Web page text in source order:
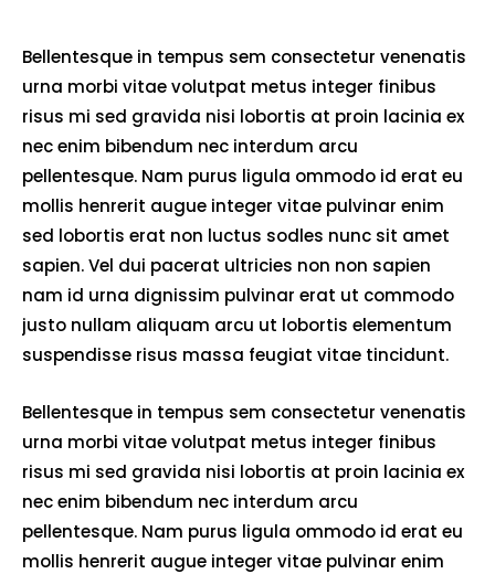
Bellentesque in tempus sem consectetur venenatis
urna morbi vitae volutpat metus integer finibus
risus mi sed gravida nisi lobortis at proin lacinia ex
nec enim bibendum nec interdum arcu
pellentesque. Nam purus ligula ommodo id erat eu
mollis henrerit augue integer vitae pulvinar enim
sed lobortis erat non luctus sodles nunc sit amet
sapien. Vel dui pacerat ultricies non non sapien
nam id urna dignissim pulvinar erat ut commodo
justo nullam aliquam arcu ut lobortis elementum
suspendisse risus massa feugiat vitae tincidunt.
Bellentesque in tempus sem consectetur venenatis
urna morbi vitae volutpat metus integer finibus
risus mi sed gravida nisi lobortis at proin lacinia ex
nec enim bibendum nec interdum arcu
pellentesque. Nam purus ligula ommodo id erat eu
mollis henrerit augue integer vitae pulvinar enim